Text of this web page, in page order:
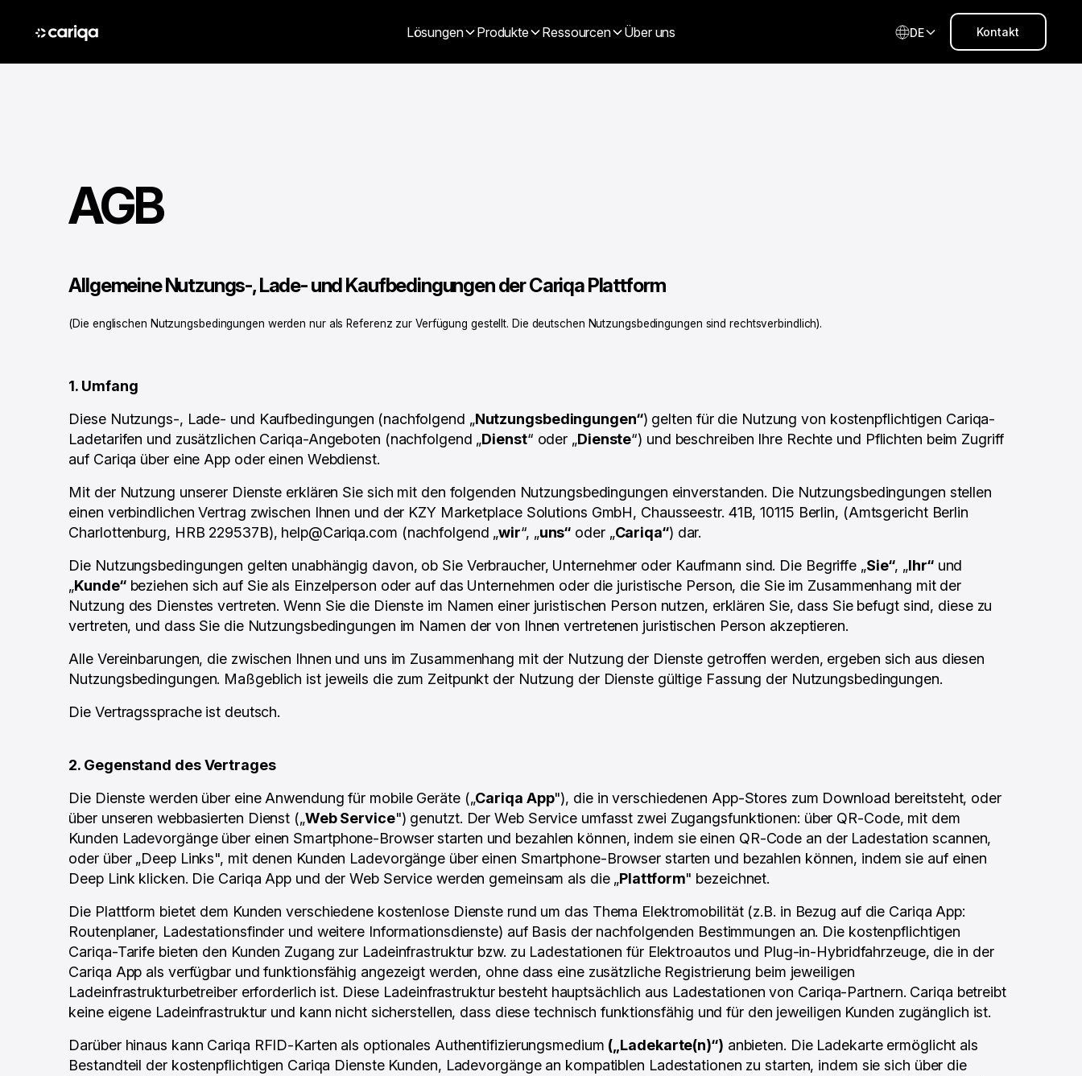
Lösungen Produkte Ressourcen Über uns DE Kontakt
AGB
Allgemeine Nutzungs-, Lade- und Kaufbedingungen der Cariqa Plattform
(Die englischen Nutzungsbedingungen werden nur als Referenz zur Verfügung gestellt. Die deutschen Nutzungsbedingungen sind rechtsverbindlich).
1. Umfang
Diese Nutzungs-, Lade- und Kaufbedingungen (nachfolgend „Nutzungsbedingungen“) gelten für die Nutzung von kostenpflichtigen Cariqa-
Ladetarifen und zusätzlichen Cariqa-Angeboten (nachfolgend „Dienst“ oder „Dienste“) und beschreiben Ihre Rechte und Pflichten beim Zugriff
auf Cariqa über eine App oder einen Webdienst.
Mit der Nutzung unserer Dienste erklären Sie sich mit den folgenden Nutzungsbedingungen einverstanden. Die Nutzungsbedingungen stellen
einen verbindlichen Vertrag zwischen Ihnen und der KZY Marketplace Solutions GmbH, Chausseestr. 41B, 10115 Berlin, (Amtsgericht Berlin
Charlottenburg, HRB 229537B), help@Cariqa.com (nachfolgend „wir“, „uns“ oder „Cariqa“) dar.
Die Nutzungsbedingungen gelten unabhängig davon, ob Sie Verbraucher, Unternehmer oder Kaufmann sind. Die Begriffe „Sie“, „Ihr“und
„Kunde“beziehen sich auf Sie als Einzelperson oder auf das Unternehmen oder die juristische Person, die Sie im Zusammenhang mit der
Nutzung des Dienstes vertreten. Wenn Sie die Dienste im Namen einer juristischen Person nutzen, erklären Sie, dass Sie befugt sind, diese zu
vertreten, und dass Sie die Nutzungsbedingungen im Namen der von Ihnen vertretenen juristischen Person akzeptieren.
Alle Vereinbarungen, die zwischen Ihnen und uns im Zusammenhang mit der Nutzung der Dienste getroffen werden, ergeben sich aus diesen
Nutzungsbedingungen. Maßgeblich ist jeweils die zum Zeitpunkt der Nutzung der Dienste gültige Fassung der Nutzungsbedingungen.
Die Vertragssprache ist deutsch.
2. Gegenstand des Vertrages
Die Dienste werden über eine Anwendung für mobile Geräte („Cariqa App"), die in verschiedenen App-Stores zum Download bereitsteht, oder
über unseren webbasierten Dienst („Web Service") genutzt. Der Web Service umfasst zwei Zugangsfunktionen: über QR-Code, mit dem
Kunden Ladevorgänge über einen Smartphone-Browser starten und bezahlen können, indem sie einen QR-Code an der Ladestation scannen,
oder über „Deep Links", mit denen Kunden Ladevorgänge über einen Smartphone-Browser starten und bezahlen können, indem sie auf einen
Deep Link klicken. Die Cariqa App und der Web Service werden gemeinsam als die „Plattform" bezeichnet.
Die Plattform bietet dem Kunden verschiedene kostenlose Dienste rund um das Thema Elektromobilität (z.B. in Bezug auf die Cariqa App:
Routenplaner, Ladestationsfinder und weitere Informationsdienste) auf Basis der nachfolgenden Bestimmungen an. Die kostenpflichtigen
Cariqa-Tarife bieten den Kunden Zugang zur Ladeinfrastruktur bzw. zu Ladestationen für Elektroautos und Plug-in-Hybridfahrzeuge, die in der
Cariqa App als verfügbar und funktionsfähig angezeigt werden, ohne dass eine zusätzliche Registrierung beim jeweiligen
Ladeinfrastrukturbetreiber erforderlich ist. Diese Ladeinfrastruktur besteht hauptsächlich aus Ladestationen von Cariqa-Partnern. Cariqa betreibt
keine eigene Ladeinfrastruktur und kann nicht sicherstellen, dass diese technisch funktionsfähig und für den jeweiligen Kunden zugänglich ist.
Darüber hinaus kann Cariqa RFID-Karten als optionales Authentifizierungsmedium („Ladekarte(n)“) anbieten. Die Ladekarte ermöglicht als
Bestandteil der kostenpflichtigen Cariqa Dienste Kunden, Ladevorgänge an kompatiblen Ladestationen zu starten, indem sie sich über die